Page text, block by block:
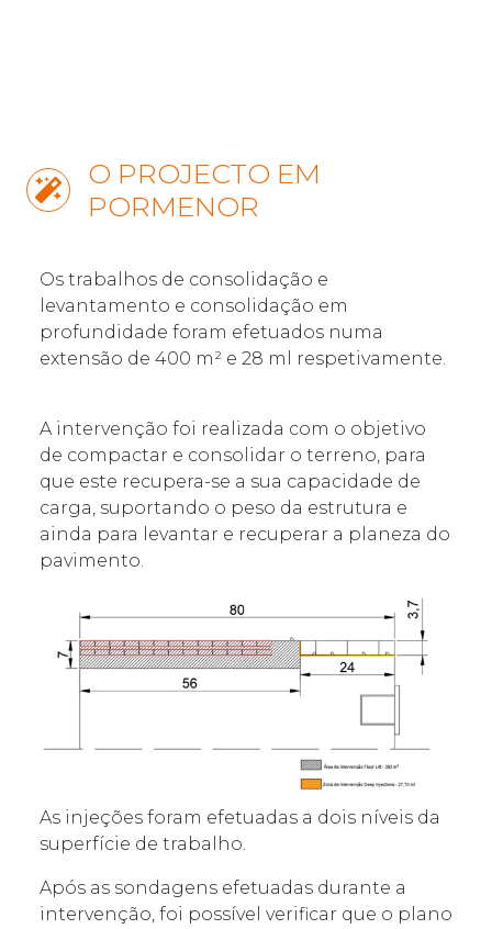
O PROJECTO EM
PORMENOR
Os trabalhos de consolidação e
levantamento e consolidação em
profundidade foram efetuados numa
extensão de 400 m² e 28 ml respetivamente.
A intervenção foi realizada com o objetivo
de compactar e consolidar o terreno, para
que este recupera-se a sua capacidade de
carga, suportando o peso da estrutura e
ainda para levantar e recuperar a planeza do
pavimento.
As injeções foram efetuadas a dois níveis da
superfície de trabalho.
Após as sondagens efetuadas durante a
intervenção, foi possível verificar que o plano